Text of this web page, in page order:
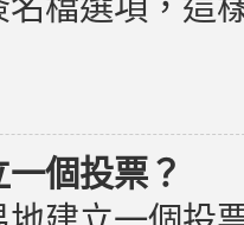
個投票？